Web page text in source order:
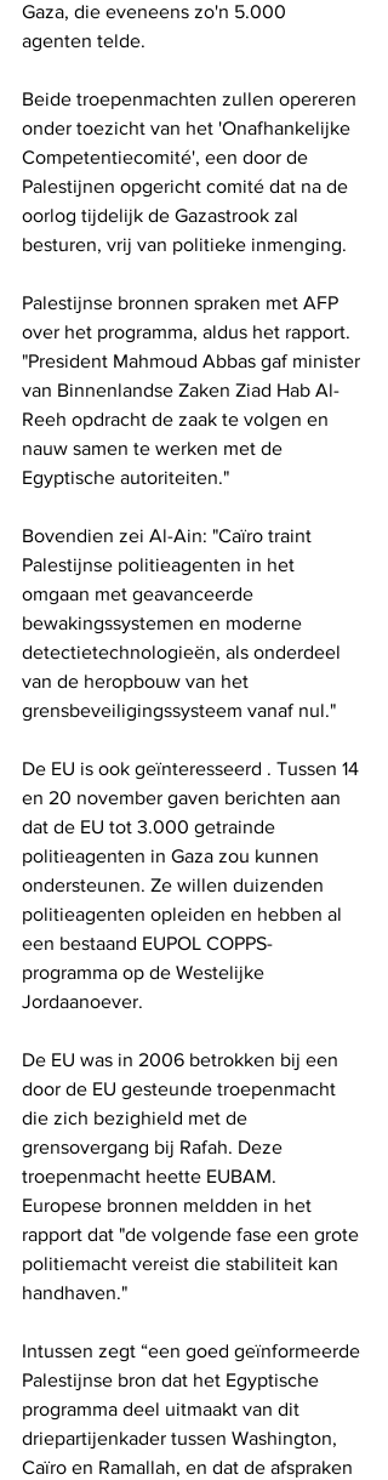
Gaza, die eveneens zo'n 5.000
agenten telde.
Beide troepenmachten zullen opereren
onder toezicht van het 'Onafhankelijke
Competentiecomité', een door de
Palestijnen opgericht comité dat na de
oorlog tijdelijk de Gazastrook zal
besturen, vrij van politieke inmenging.
Palestijnse bronnen spraken met AFP
over het programma, aldus het rapport.
"President Mahmoud Abbas gaf minister
van Binnenlandse Zaken Ziad Hab Al-
Reeh opdracht de zaak te volgen en
nauw samen te werken met de
Egyptische autoriteiten."
Bovendien zei Al-Ain: "Caïro traint
Palestijnse politieagenten in het
omgaan met geavanceerde
bewakingssystemen en moderne
detectietechnologieën, als onderdeel
van de heropbouw van het
grensbeveiligingssysteem vanaf nul."
De EU is ook geïnteresseerd . Tussen 14
en 20 november gaven berichten aan
dat de EU tot 3.000 getrainde
politieagenten in Gaza zou kunnen
ondersteunen. Ze willen duizenden
politieagenten opleiden en hebben al
een bestaand EUPOL COPPS-
programma op de Westelijke
Jordaanoever.
De EU was in 2006 betrokken bij een
door de EU gesteunde troepenmacht
die zich bezighield met de
grensovergang bij Rafah. Deze
troepenmacht heette EUBAM.
Europese bronnen meldden in het
rapport dat "de volgende fase een grote
politiemacht vereist die stabiliteit kan
handhaven."
Intussen zegt “een goed geïnformeerde
Palestijnse bron dat het Egyptische
programma deel uitmaakt van dit
driepartijenkader tussen Washington,
Caïro en Ramallah, en dat de afspraken